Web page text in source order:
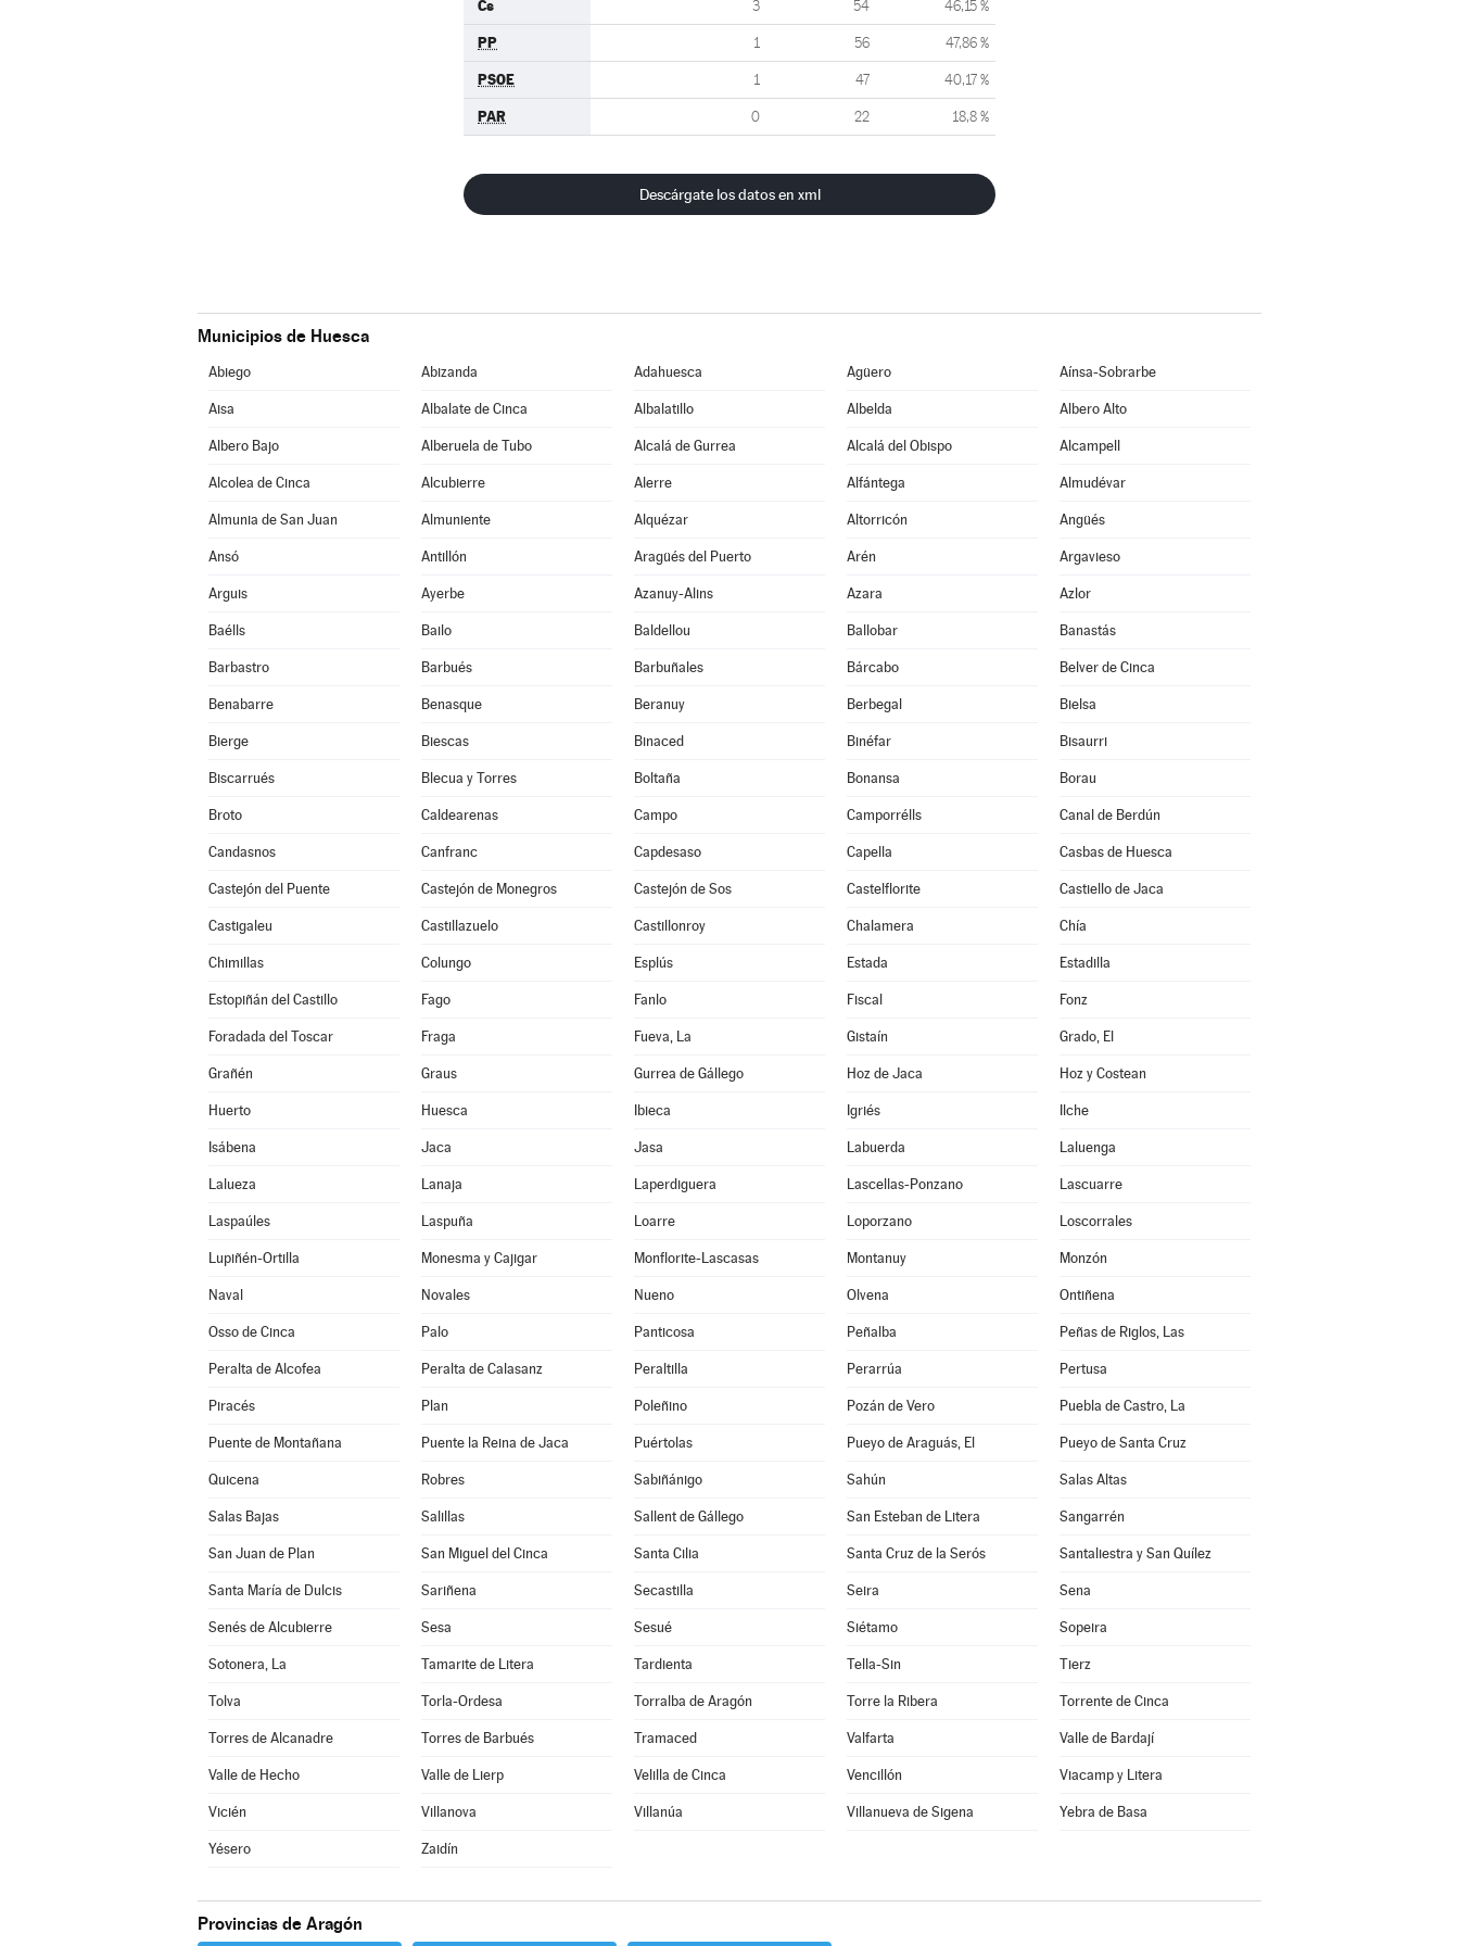
Cs 3 54 46,15 %
PP 1 56 47,86 %
PSOE 1 47 40,17 %
PAR 0 22 18,8 %
Descárgate los datos en xml
Municipios de Huesca
Abiego Abizanda Adahuesca Agüero Aínsa-Sobrarbe
Aisa Albalate de Cinca Albalatillo Albelda Albero Alto
Albero Bajo Alberuela de Tubo Alcalá de Gurrea Alcalá del Obispo Alcampell
Alcolea de Cinca Alcubierre Alerre Alfántega Almudévar
Almunia de San Juan Almuniente Alquézar Altorricón Angüés
Ansó Antillón Aragüés del Puerto Arén Argavieso
Arguis Ayerbe Azanuy-Alins Azara Azlor
Baélls Bailo Baldellou Ballobar Banastás
Barbastro Barbués Barbuñales Bárcabo Belver de Cinca
Benabarre Benasque Beranuy Berbegal Bielsa
Bierge Biescas Binaced Binéfar Bisaurri
Biscarrués Blecua y Torres Boltaña Bonansa Borau
Broto Caldearenas Campo Camporrélls Canal de Berdún
Candasnos Canfranc Capdesaso Capella Casbas de Huesca
Castejón del Puente Castejón de Monegros Castejón de Sos Castelflorite Castiello de Jaca
Castigaleu Castillazuelo Castillonroy Chalamera Chía
Chimillas Colungo Esplús Estada Estadilla
Estopiñán del Castillo Fago Fanlo Fiscal Fonz
Foradada del Toscar Fraga Fueva, La Gistaín Grado, El
Grañén Graus Gurrea de Gállego Hoz de Jaca Hoz y Costean
Huerto Huesca Ibieca Igriés Ilche
Isábena Jaca Jasa Labuerda Laluenga
Lalueza Lanaja Laperdiguera Lascellas-Ponzano Lascuarre
Laspaúles Laspuña Loarre Loporzano Loscorrales
Lupiñén-Ortilla Monesma y Cajigar Monflorite-Lascasas Montanuy Monzón
Naval Novales Nueno Olvena Ontiñena
Osso de Cinca Palo Panticosa Peñalba Peñas de Riglos, Las
Peralta de Alcofea Peralta de Calasanz Peraltilla Perarrúa Pertusa
Piracés Plan Poleñino Pozán de Vero Puebla de Castro, La
Puente de Montañana Puente la Reina de Jaca Puértolas Pueyo de Araguás, El Pueyo de Santa Cruz
Quicena Robres Sabiñánigo Sahún Salas Altas
Salas Bajas Salillas Sallent de Gállego San Esteban de Litera Sangarrén
San Juan de Plan San Miguel del Cinca Santa Cilia Santa Cruz de la Serós Santaliestra y San Quílez
Santa María de Dulcis Sariñena Secastilla Seira Sena
Senés de Alcubierre Sesa Sesué Siétamo Sopeira
Sotonera, La Tamarite de Litera Tardienta Tella-Sin Tierz
Tolva Torla-Ordesa Torralba de Aragón Torre la Ribera Torrente de Cinca
Torres de Alcanadre Torres de Barbués Tramaced Valfarta Valle de Bardají
Valle de Hecho Valle de Lierp Velilla de Cinca Vencillón Viacamp y Litera
Vicién Villanova Villanúa Villanueva de Sigena Yebra de Basa
Yésero Zaidín
Provincias de Aragón